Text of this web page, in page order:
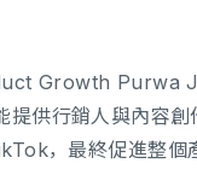
Growth Purwa
供行銷人與內容
，最終促進整個